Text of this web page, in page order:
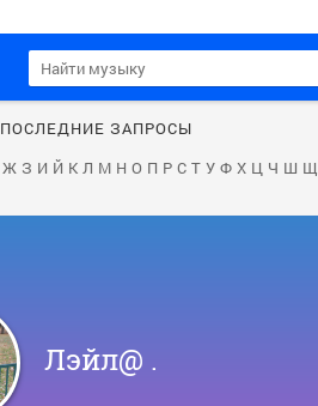
ПОСЛЕДНИЕ ЗАПРОСЫ
Ж З И Й К Л М Н О П Р С Т У Ф Х Ц Ч Ш Щ
Лэйл@ .